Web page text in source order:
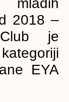
mladih
2018 –
je
EYA